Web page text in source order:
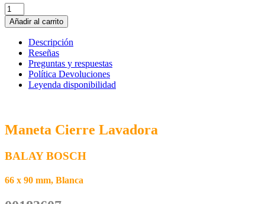
Maneta
Cierre
Lavadora
BALAY
BOSCH
00183607
cantidad
Añadir al carrito
Descripción
Reseñas
Preguntas y respuestas
Política Devoluciones
Leyenda disponibilidad
Maneta Cierre Lavadora
BALAY BOSCH
66 x 90 mm, Blanca